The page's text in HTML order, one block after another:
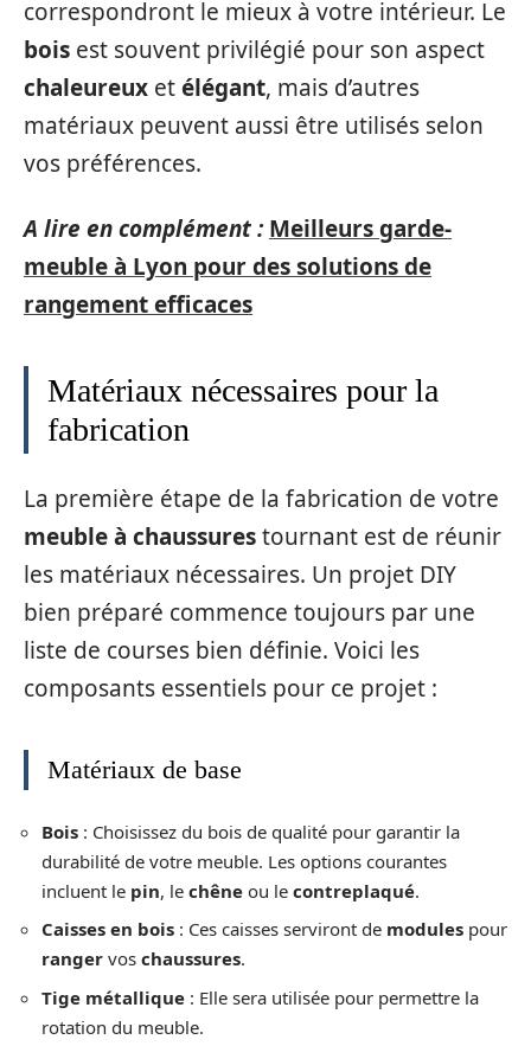
correspondront le mieux à votre intérieur. Le
bois est souvent privilégié pour son aspect
chaleureux etélégant, mais d’autres
matériaux peuvent aussi être utilisés selon
vos préférences.
A lire en complément : Meilleurs garde-
meuble à Lyon pour des solutions de
rangement efficaces
Matériaux nécessaires pour la
fabrication
La première étape de la fabrication de votre
meuble à chaussurestournant est de réunir
les matériaux nécessaires. Un projet DIY
bien préparé commence toujours par une
liste de courses bien définie. Voici les
composants essentiels pour ce projet :
Matériaux de base
Bois : Choisissez du bois de qualité pour garantir la
durabilité de votre meuble. Les options courantes
incluent le pin, le chêne ou le contreplaqué.
Caisses en bois : Ces caisses serviront de modules pour
ranger vos chaussures.
Tige métallique : Elle sera utilisée pour permettre la
rotation du meuble.